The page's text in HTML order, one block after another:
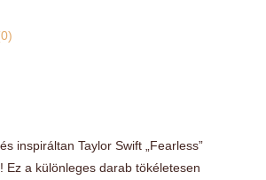
inspiráltan Taylor Swift „Fearless”
Ez a különleges darab tökéletesen